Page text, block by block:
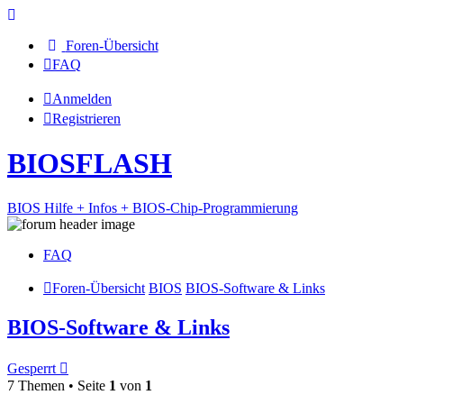
Foren-Übersicht
FAQ
Anmelden
Registrieren
BIOSFLASH
BIOS Hilfe + Infos + BIOS-Chip-Programmierung
FAQ
Foren-Übersicht BIOS BIOS-Software & Links
BIOS-Software & Links
Gesperrt
7 Themen • Seite 1 von 1